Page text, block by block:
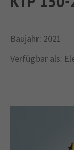
Baujahr: 2021
Verfügbar als: